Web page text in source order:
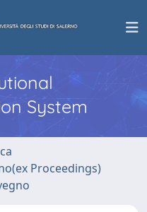
System
Proceedings)